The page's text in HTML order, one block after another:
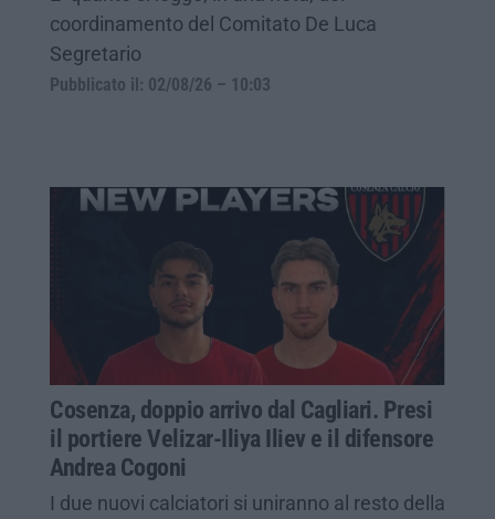
coordinamento del Comitato De Luca
Segretario
Pubblicato il: 02/08/26 – 10:03
Cosenza, doppio arrivo dal Cagliari. Presi
il portiere Velizar-Iliya Iliev e il difensore
Andrea Cogoni
I due nuovi calciatori si uniranno al resto della